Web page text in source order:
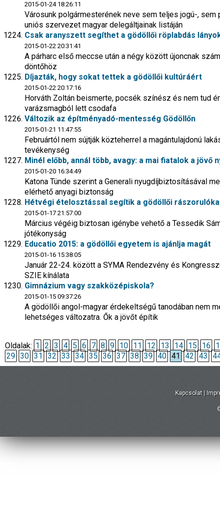
2015-01-24 18:26:11
Városunk polgármesterének neve sem teljes jogú-,
uniós szervezet magyar delegáltjainak listáján
Csak aranyszett segíthet a gödöllői röplabdás
2015-01-22 20:31:41
A párharc első meccse után a négy között újoncnak
döntőhöz
Díjazták, hogy sokat tettek a gödöllői kultúráért
2015-01-22 20:17:16
Horváth Zoltán beismerte, pocsék színész és nem tud
varázsmagból lett csodafa
Változik az építményadó-mentesség Gödöllőn
2015-01-21 11:47:55
Februártól nem sújtják közteherrel a magántulajdonú
tevékenység
Minél előbb, annál több, avagy: a mai fiatalok a jövő
2015-01-20 16:34:49
Katona Tünde szerint a Generali nyugdíjbiztosításával
elérhető anyagi biztonság
Hétvégi ételosztással segítik a gödöllői
2015-01-17 21:57:00
Március végéig biztosan igénybe vehető a Tessedik
jótékonyság
Educatio 2015: a gödöllői egyetem is ajánlja magát
2015-01-16 15:38:05
Január 22-24. között a SYMA Rendezvény és
SZIE kínálata
Gimnázium vagy szakközépiskola?
2015-01-15 09:37:26
A gödöllői angol-magyar érdekeltségű tanodában nem
lehetséges változatra. Ők a jövőt építik
Oldalak: 1 2 3 4 5 6 7 8 9 10 11 12 13 14 15 16
29 30 31 32 33 34 35 36 37 38 39 40 41 42 43
Kapcsolat |